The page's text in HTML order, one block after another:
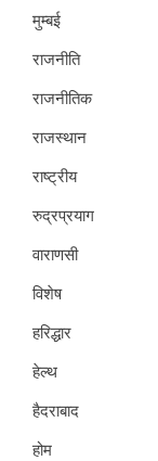
मुम्बई
राजनीति
राजनीतिक
राजस्थान
राष्ट्रीय
रुद्रप्रयाग
वाराणसी
विशेष
हरिद्धार
हेल्थ
हैदराबाद
होम